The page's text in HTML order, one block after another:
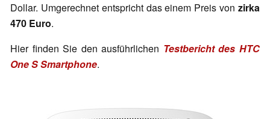
Dollar. Umgerechnet entspricht das einem Preis von zirka
470 Euro.
Hier finden Sie den ausführlichen Testbericht des HTC
One S Smartphone.